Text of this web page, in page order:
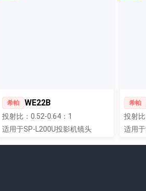
希帕 WE22B
投射比：0.52-0.64：1
适用于SP-L200U投影机镜头
希帕
投射
适用